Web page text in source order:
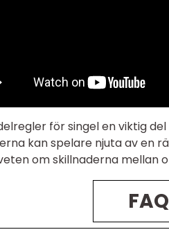
för singel en viktig
kan spelare njuta av en
om skillnaderna mellan
FAQ